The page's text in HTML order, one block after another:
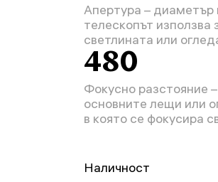
Апертура – диаметър
телескопът използва
светлината или
480
Фокусно разстояние
основните лещи или
в която се фокусира
Наличност